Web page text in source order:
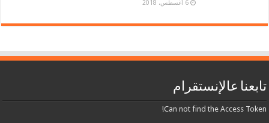
6 أغسطس، 2018
تابعنا عالإنستقرام
Can not find the Access Token!